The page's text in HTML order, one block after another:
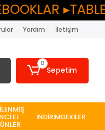
▸TABLETLER
Yardım İletişim
0
Sepetim
EL İNDİRİMDEKİLER